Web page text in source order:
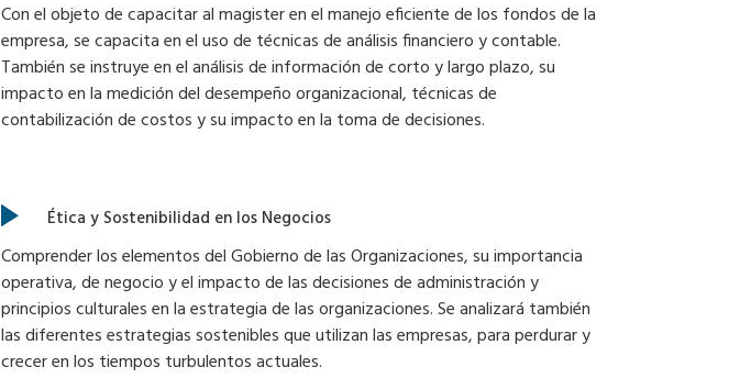
Con el objeto de capacitar al magister en el manejo eficiente de los fondos de la
empresa, se capacita en el uso de técnicas de análisis financiero y contable.
También se instruye en el análisis de información de corto y largo plazo, su
impacto en la medición del desempeño organizacional, técnicas de
contabilización de costos y su impacto en la toma de decisiones.
Ética y Sostenibilidad en los Negocios
Comprender los elementos del Gobierno de las Organizaciones, su importancia
operativa, de negocio y el impacto de las decisiones de administración y
principios culturales en la estrategia de las organizaciones. Se analizará también
las diferentes estrategias sostenibles que utilizan las empresas, para perdurar y
crecer en los tiempos turbulentos actuales.